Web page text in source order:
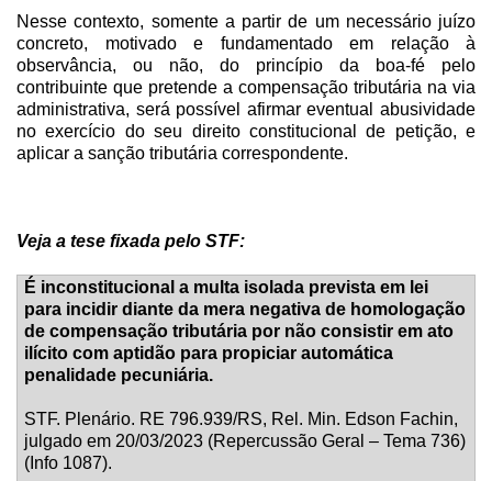
Nesse contexto, somente a partir de um necessário juízo
concreto, motivado e fundamentado em relação à
observância, ou não, do princípio da boa-fé pelo
contribuinte que pretende a compensação tributária na via
administrativa, será possível afirmar eventual abusividade
no exercício do seu direito constitucional de petição, e
aplicar a sanção tributária correspondente.
Veja a tese fixada pelo STF:
É inconstitucional a multa isolada prevista em lei
para incidir diante da mera negativa de homologação
de compensação tributária por não consistir em ato
ilícito com aptidão para propiciar automática
penalidade pecuniária.
STF. Plenário. RE 796.939/RS, Rel. Min. Edson Fachin,
julgado em 20/03/2023 (Repercussão Geral – Tema 736)
(Info 1087).